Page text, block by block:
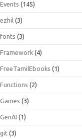
Events (145)
ezhil (3)
fonts (3)
Framework (4)
FreeTamilEbooks (1)
Functions (2)
Games (3)
GenAI (1)
git (3)